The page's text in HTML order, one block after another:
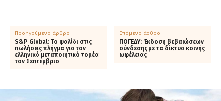
Προηγούμενο άρθρο
S&P Global: Το ψαλίδι στις
πωλήσεις πλήγμα για τον
ελληνικό μεταποιητικό τομέα
τον Σεπτέμβριο
Επόμενο άρθρο
ΠΟΓΕΔΥ: Έκδοση βεβαιώσεων
σύνδεσης με τα δίκτυα κοινής
ωφέλειας